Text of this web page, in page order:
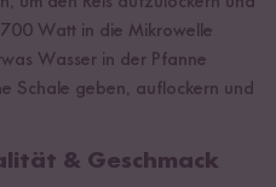
Watt in die Mikrowelle
Wasser in der Pfanne
Schale geben, auflockern und
& Geschmack